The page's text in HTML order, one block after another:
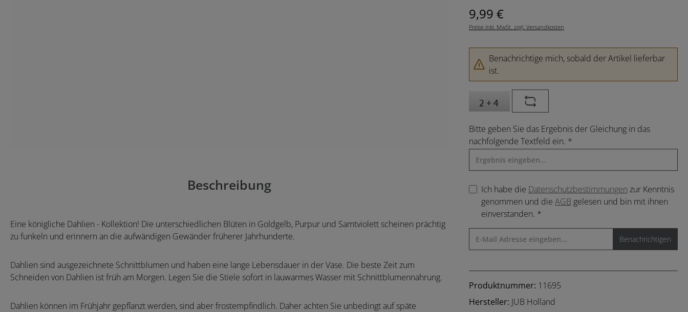
Regulärer Preis:
9,99 €
Preise inkl. MwSt. zzgl. Versandkosten
Benachrichtige mich, sobald der Artikel lieferbar
ist.
Bitte geben Sie das Ergebnis der Gleichung in das
nachfolgende Textfeld ein. *
Ich habe die Datenschutzbestimmungen zur Kenntnis
genommen und die AGB gelesen und bin mit ihnen
einverstanden. *
Benachrichtigen
Produktnummer: 11695
Hersteller: JUB Holland
Beschreibung
Eine königliche Dahlien - Kollektion! Die unterschiedlichen Blüten in Goldgelb, Purpur und Samtviolett scheinen prächtig
zu funkeln und erinnern an die aufwändigen Gewänder früherer Jahrhunderte.
Dahlien sind ausgezeichnete Schnittblumen und haben eine lange Lebensdauer in der Vase. Die beste Zeit zum
Schneiden von Dahlien ist früh am Morgen. Legen Sie die Stiele sofort in lauwarmes Wasser mit Schnittblumennahrung.
Dahlien können im Frühjahr gepflanzt werden, sind aber frostempfindlich. Daher achten Sie unbedingt auf späte